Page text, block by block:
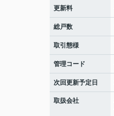
更新料
総戸数
取引態様
管理コード
次回更新予定日
取扱会社